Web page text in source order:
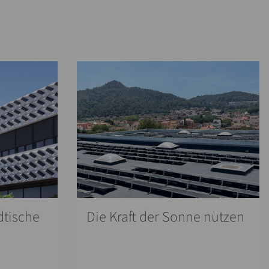
Die Kraft der Sonne nutzen